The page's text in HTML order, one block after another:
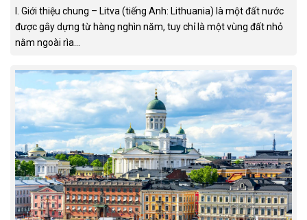
I. Giới thiệu chung – Litva (tiếng Anh: Lithuania) là một đất nước
được gây dựng từ hàng nghìn năm, tuy chỉ là một vùng đất nhỏ
nằm ngoài rìa...